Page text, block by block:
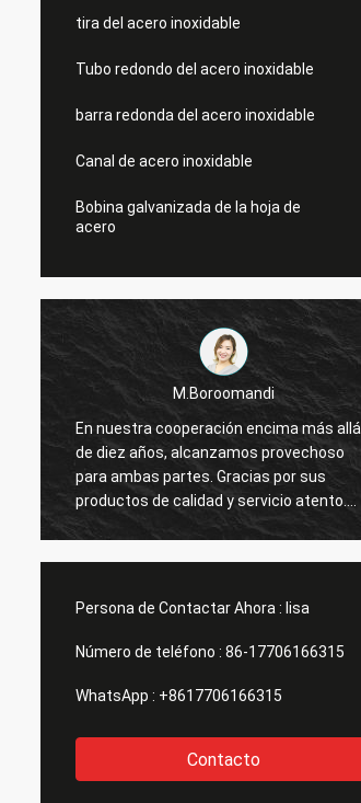
tira del acero inoxidable
Tubo redondo del acero inoxidable
barra redonda del acero inoxidable
Canal de acero inoxidable
Bobina galvanizada de la hoja de
acero
M.Boroomandi
En nuestra cooperación encima más allá
de diez años, alcanzamos provechoso
para ambas partes. Gracias por sus
productos de calidad y servicio atento.
Nuestro negocio tiene grande
Persona de Contactar Ahora : lisa
Número de teléfono : 86-17706166315
WhatsApp : +8617706166315
Contacto